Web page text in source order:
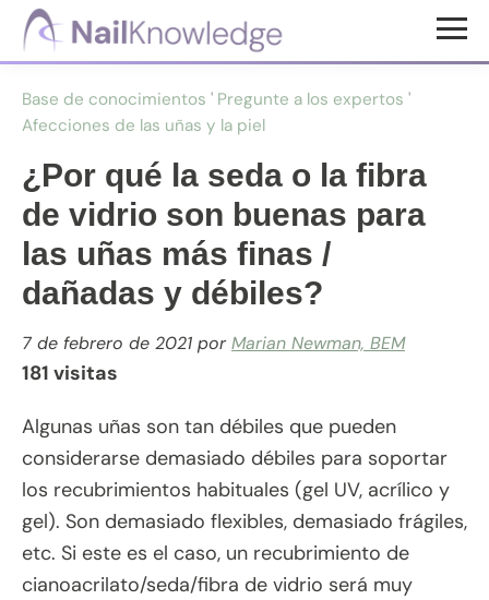
Saltar
principal
Saltar
Conocimientos
de
uñas
Base de conocimientos ' Pregunte a los expertos '
Afecciones de las uñas y la piel
¿Por qué la seda o la fibra
de vidrio son buenas para
las uñas más finas /
dañadas y débiles?
7 de febrero de 2021 porMarian Newman, BEM
181 visitas
Algunas uñas son tan débiles que pueden
considerarse demasiado débiles para soportar
los recubrimientos habituales (gel UV, acrílico y
gel). Son demasiado flexibles, demasiado frágiles,
etc. Si este es el caso, un recubrimiento de
cianoacrilato/seda/fibra de vidrio será muy